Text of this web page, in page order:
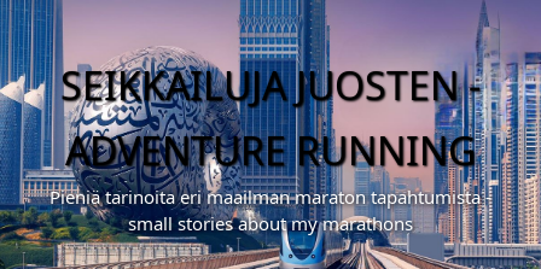
Skip
to
contentSEIKKAILUJA JUOSTEN -
ADVENTURE RUNNING
Pieniä tarinoita eri maailman maraton tapahtumista -
small stories about my marathons